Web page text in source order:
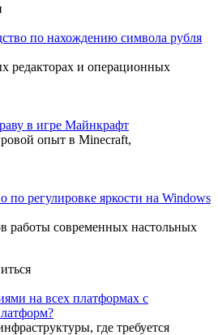
по нахождению символа рубля
редакторах и операционных
в игре Майнкрафт
опыт в Minecraft,
по регулировке яркости на Windows
работы современных настольных
на всех платформах с
где требуется